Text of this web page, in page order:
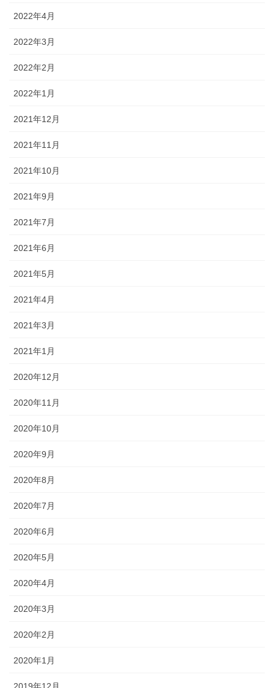
2022年4月
2022年3月
2022年2月
2022年1月
2021年12月
2021年11月
2021年10月
2021年9月
2021年7月
2021年6月
2021年5月
2021年4月
2021年3月
2021年1月
2020年12月
2020年11月
2020年10月
2020年9月
2020年8月
2020年7月
2020年6月
2020年5月
2020年4月
2020年3月
2020年2月
2020年1月